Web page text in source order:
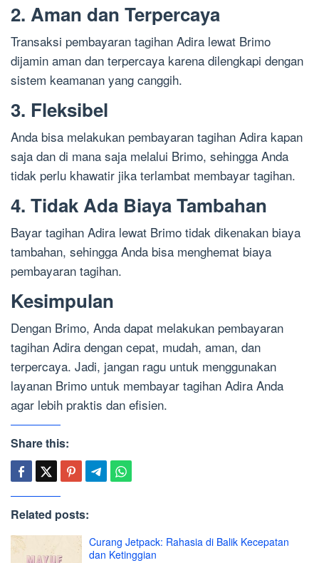
2. Aman dan Terpercaya
Transaksi pembayaran tagihan Adira lewat Brimo
dijamin aman dan terpercaya karena dilengkapi dengan
sistem keamanan yang canggih.
3. Fleksibel
Anda bisa melakukan pembayaran tagihan Adira kapan
saja dan di mana saja melalui Brimo, sehingga Anda
tidak perlu khawatir jika terlambat membayar tagihan.
4. Tidak Ada Biaya Tambahan
Bayar tagihan Adira lewat Brimo tidak dikenakan biaya
tambahan, sehingga Anda bisa menghemat biaya
pembayaran tagihan.
Kesimpulan
Dengan Brimo, Anda dapat melakukan pembayaran
tagihan Adira dengan cepat, mudah, aman, dan
terpercaya. Jadi, jangan ragu untuk menggunakan
layanan Brimo untuk membayar tagihan Adira Anda
agar lebih praktis dan efisien.
Share this:
Related posts:
Curang Jetpack: Rahasia di Balik Kecepatan
dan Ketinggian